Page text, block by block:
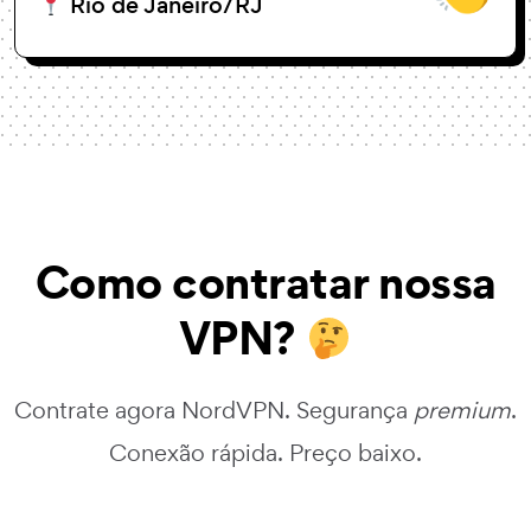
Como contratar nossa
VPN?
Contrate agora NordVPN. Segurança premium.
Conexão rápida. Preço baixo.